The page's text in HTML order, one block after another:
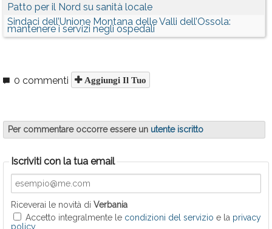
Patto per il Nord su sanità locale
Sindaci dell’Unione Montana delle Valli dell’Ossola:
mantenere i servizi negli ospedali
0 commenti Aggiungi Il Tuo
Per commentare occorre essere un utente iscritto
Iscriviti con la tua email
Riceverai le novità di Verbania
Accetto integralmente le condizioni del servizio e la privacy
policy